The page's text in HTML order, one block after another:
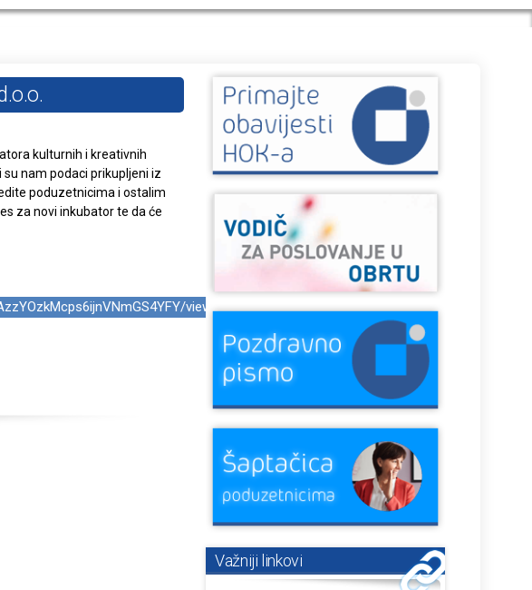
kulturnih i kreativnih
nam podaci prikupljeni iz
poduzetnicima i ostalim
za novi inkubator te da će
viewform
Važniji linkovi